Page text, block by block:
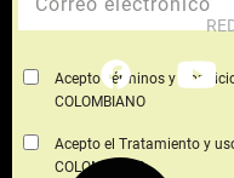
Acepto Términos y
COLOMBIANO
Acepto el Tratamiento y
COLOMBIANO